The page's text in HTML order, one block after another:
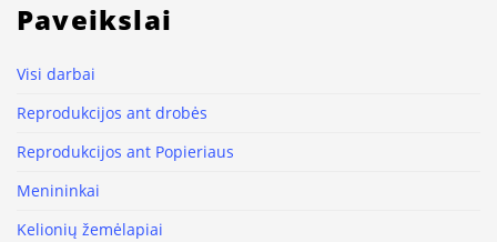
Paveikslai
Visi darbai
Reprodukcijos ant drobės
Reprodukcijos ant Popieriaus
Menininkai
Kelionių žemėlapiai